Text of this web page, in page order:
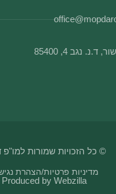
ד.נ. נגב 4, 85400
© כל הזכויות שמורות למו"פ
מדיניות פרטיות/הצהרת
Produced by Webzilla